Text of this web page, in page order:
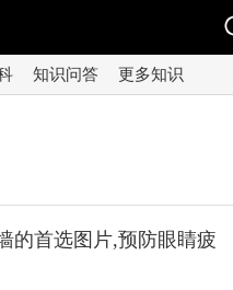
知识问答 更多知识
的首选图片,预防眼睛疲